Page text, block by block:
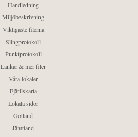
Handledning
Miljöbeskrivning
Viktigaste filerna
Slingprotokoll
Punktprotokoll
Länkar & mer filer
Våra lokaler
Fjärilskarta
Lokala sidor
Gotland
Jämtland